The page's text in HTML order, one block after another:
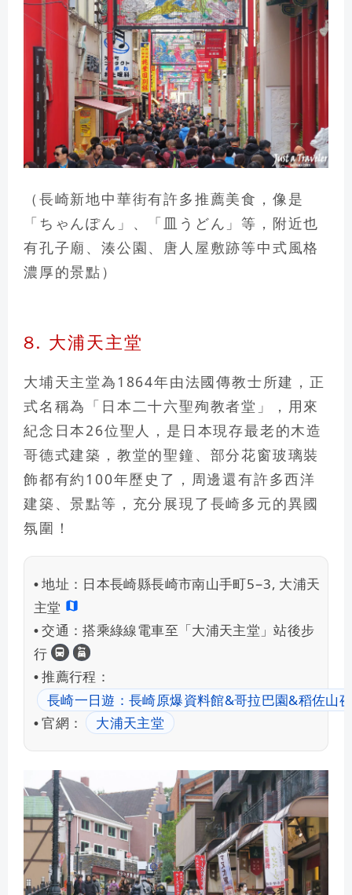
（長崎新地中華街有許多推薦美食，像是
「ちゃんぽん」、「皿うどん」等，附近也
有孔子廟、湊公園、唐人屋敷跡等中式風格
濃厚的景點）
8. 大浦天主堂
大埔天主堂為1864年由法國傳教士所建，正
式名稱為「日本二十六聖殉教者堂」，用來
紀念日本26位聖人， 是日本現存最老的木造
哥德式建築 ，教堂的聖鐘、部分花窗玻璃裝
飾都有約100年歷史了，周邊還有許多西洋
建築、景點等，充分展現了長崎多元的異國
氛圍！
• 地址： 日本長崎縣長崎市南山手町5−3, 大浦天
主堂
• 交通：搭乘綠線電車至「大浦天主堂」站後步
行
長崎交通租車自駕
• 推薦行程：
長崎一日遊：長崎原爆資料館&哥拉巴園&稻佐山
• 官網： 大浦天主堂